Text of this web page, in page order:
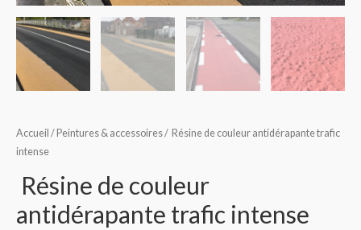
Accueil / Peintures & accessoires/ Résine de couleur antidérapante trafic
intense
Résine de couleur
antidérapante trafic intense